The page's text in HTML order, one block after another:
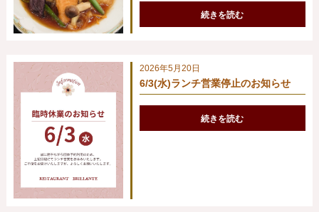
続きを読む
2026年5月20日
6/3(水)ランチ営業停止のお知らせ
続きを読む